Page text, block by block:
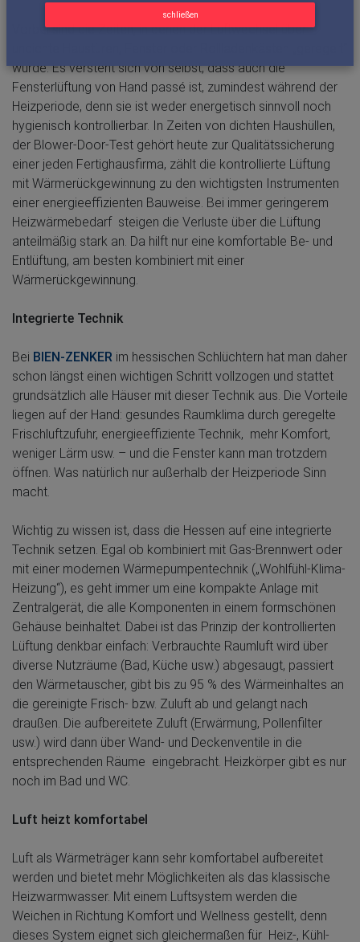
schließen
Vorbei sind die Zeiten, in denen der Luftwechsel über
wurde. Es versteht sich von selbst, dass auch die
Fensterlüftung von Hand passé ist, zumindest während der
Heizperiode, denn sie ist weder energetisch sinnvoll noch
hygienisch kontrollierbar. In Zeiten von dichten Haushüllen,
der Blower-Door-Test gehört heute zur Qualitätssicherung
einer jeden Fertighausfirma, zählt die kontrollierte Lüftung
mit Wärmerückgewinnung zu den wichtigsten Instrumenten
einer energieeffizienten Bauweise. Bei immer geringerem
Heizwärmebedarf steigen die Verluste über die Lüftung
anteilmäßig stark an. Da hilft nur eine komfortable Be- und
Entlüftung, am besten kombiniert mit einer
Wärmerückgewinnung.
Integrierte Technik
Bei BIEN-ZENKER im hessischen Schlüchtern hat man daher
schon längst einen wichtigen Schritt vollzogen und stattet
grundsätzlich alle Häuser mit dieser Technik aus. Die Vorteile
liegen auf der Hand: gesundes Raumklima durch geregelte
Frischluftzufuhr, energieeffiziente Technik, mehr Komfort,
weniger Lärm usw. – und die Fenster kann man trotzdem
öffnen. Was natürlich nur außerhalb der Heizperiode Sinn
macht.
Wichtig zu wissen ist, dass die Hessen auf eine integrierte
Technik setzen. Egal ob kombiniert mit Gas-Brennwert oder
mit einer modernen Wärmepumpentechnik („Wohlfühl-Klima-
Heizung“), es geht immer um eine kompakte Anlage mit
Zentralgerät, die alle Komponenten in einem formschönen
Gehäuse beinhaltet. Dabei ist das Prinzip der kontrollierten
Lüftung denkbar einfach: Verbrauchte Raumluft wird über
diverse Nutzräume (Bad, Küche usw.) abgesaugt, passiert
den Wärmetauscher, gibt bis zu 95 % des Wärmeinhaltes an
die gereinigte Frisch- bzw. Zuluft ab und gelangt nach
draußen. Die aufbereitete Zuluft (Erwärmung, Pollenfilter
usw.) wird dann über Wand- und Deckenventile in die
entsprechenden Räume eingebracht. Heizkörper gibt es nur
noch im Bad und WC.
Luft heizt komfortabel
Luft als Wärmeträger kann sehr komfortabel aufbereitet
werden und bietet mehr Möglichkeiten als das klassische
Heizwarmwasser. Mit einem Luftsystem werden die
Weichen in Richtung Komfort und Wellness gestellt, denn
dieses System eignet sich gleichermaßen für Heiz-, Kühl-